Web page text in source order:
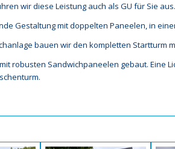
wir diese Leistung auch als GU für Sie aus.
Gestaltung mit doppelten Paneelen, in
bauen wir den kompletten Startturm
robusten Sandwichpaneelen gebaut. Eine